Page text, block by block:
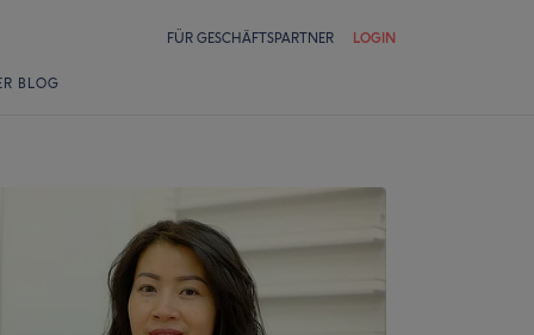
FÜR GESCHÄFTSPARTNER LOGIN
BLOG